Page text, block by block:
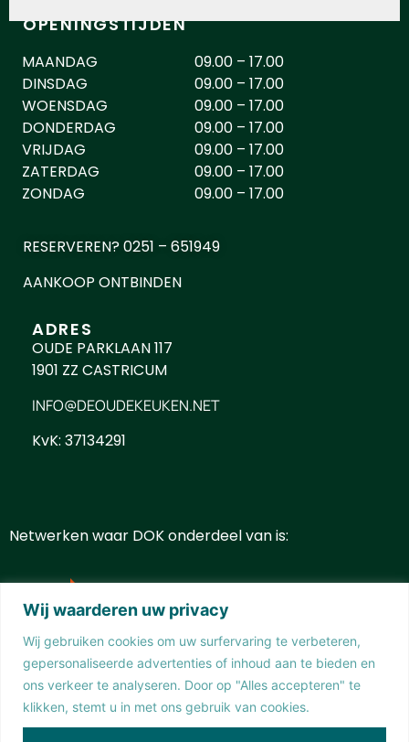
Wij waarderen uw privacy
Wij gebruiken cookies om uw surfervaring te verbeteren,
gepersonaliseerde advertenties of inhoud aan te bieden en
ons verkeer te analyseren. Door op "Alles accepteren" te
klikken, stemt u in met ons gebruik van cookies.
OPENINGSTIJDEN
MAANDAG
DINSDAG
WOENSDAG
DONDERDAG
VRIJDAG
ZATERDAG
ZONDAG
09.00 – 17.00
09.00 – 17.00
09.00 – 17.00
09.00 – 17.00
09.00 – 17.00
09.00 – 17.00
09.00 – 17.00
RESERVEREN? 0251 – 651949
AANKOOP ONTBINDEN
ADRES
OUDE PARKLAAN 117
1901 ZZ CASTRICUM
INFO@DEOUDEKEUKEN.NET
KvK: 37134291
Netwerken waar DOK onderdeel van is: